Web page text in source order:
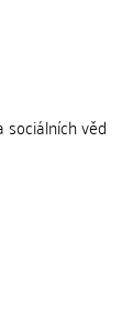
sociálních věd